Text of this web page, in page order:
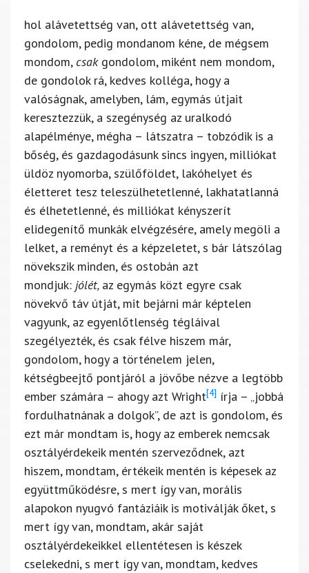
hol alávetettség van, ott alávetettség van,
gondolom, pedig mondanom kéne, de mégsem
mondom, csakgondolom, miként nem mondom,
de gondolok rá, kedves kolléga, hogy a
valóságnak, amelyben, lám, egymás útjait
keresztezzük, a szegénység az uralkodó
alapélménye, mégha – látszatra – tobzódik is a
bőség, és gazdagodásunk sincs ingyen, milliókat
üldöz nyomorba, szülőföldet, lakóhelyet és
életteret tesz teleszülhetetlenné, lakhatatlanná
és élhetetlenné, és milliókat kényszerít
elidegenítő munkák elvégzésére, amely megöli a
lelket, a reményt és a képzeletet, s bár látszólag
növekszik minden, és ostobán azt
mondjuk: jólét, az egymás közt egyre csak
növekvő táv útját, mit bejárni már képtelen
vagyunk, az egyenlőtlenség tégláival
szegélyezték, és csak félve hiszem már,
gondolom, hogy a történelem jelen,
kétségbeejtő pontjáról a jövőbe nézve a legtöbb
ember számára – ahogy azt Wright[4] írja – „jobbá
fordulhatnának a dolgok”, de azt is gondolom, és
ezt már mondtam is, hogy az emberek nemcsak
osztályérdekeik mentén szerveződnek, azt
hiszem, mondtam, értékeik mentén is képesek az
együttműködésre, s mert így van, morális
alapokon nyugvó fantáziáik is motiválják őket, s
mert így van, mondtam, akár saját
osztályérdekeikkel ellentétesen is készek
cselekedni, s mert így van, mondtam, kedves